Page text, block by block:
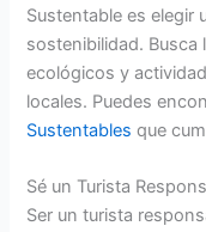
Sustentable es elegir
sostenibilidad. Busca
ecológicos y
locales. Puedes
Sustentables que
Sé un Turista
Ser un turista